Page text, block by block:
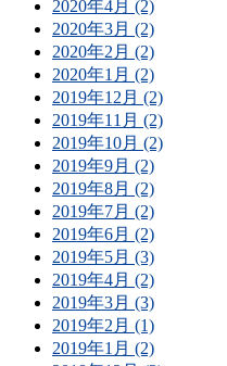
2020年4月 (2)
2020年3月 (2)
2020年2月 (2)
2020年1月 (2)
2019年12月 (2)
2019年11月 (2)
2019年10月 (2)
2019年9月 (2)
2019年8月 (2)
2019年7月 (2)
2019年6月 (2)
2019年5月 (3)
2019年4月 (2)
2019年3月 (3)
2019年2月 (1)
2019年1月 (2)